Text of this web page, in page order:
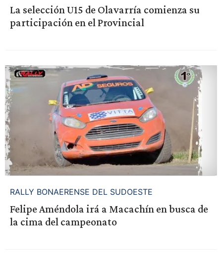
La selección U15 de Olavarría comienza su
participación en el Provincial
RALLY BONAERENSE DEL SUDOESTE
Felipe Améndola irá a Macachín en busca de
la cima del campeonato